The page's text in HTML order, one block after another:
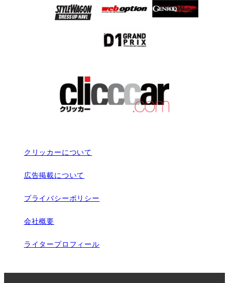
クリッカーについて
広告掲載について
プライバシーポリシー
会社概要
ライタープロフィール